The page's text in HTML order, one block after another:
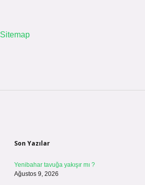
Sitemap
Son Yazılar
Yenibahar tavuğa yakışır mı ?
Ağustos 9, 2026